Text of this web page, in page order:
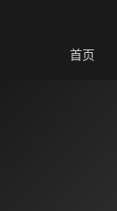
首页